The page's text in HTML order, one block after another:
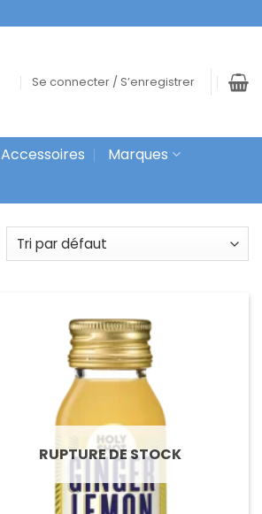
Se connecter / S’enregistrer
Accessoires
Marques
RUPTURE DE STOCK